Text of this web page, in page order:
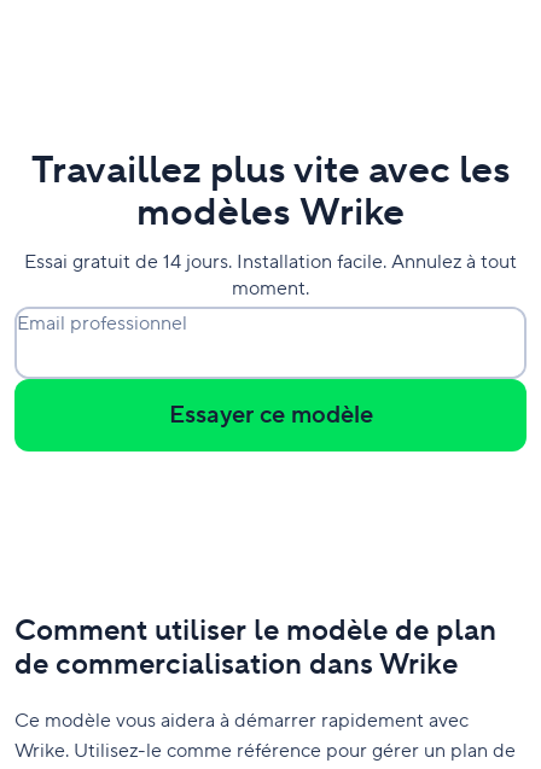
Travaillez plus vite avec les
modèles Wrike
Essai gratuit de 14 jours. Installation facile. Annulez à tout
moment.
Email professionnel
Essayer ce modèle
Comment utiliser le modèle de plan
de commercialisation dans Wrike
Ce modèle vous aidera à démarrer rapidement avec
Wrike. Utilisez-le comme référence pour gérer un plan de